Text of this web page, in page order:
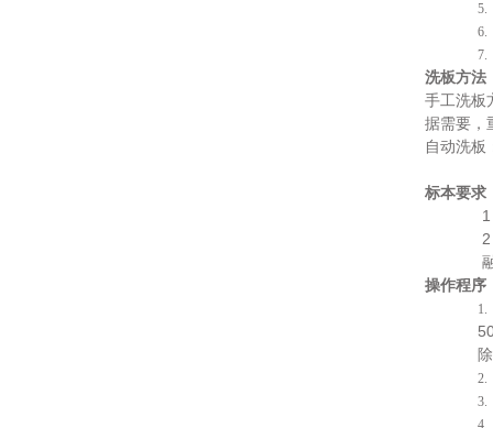
5.
6.
7.
洗板方法
手工洗板
据需要，
自动洗板
标本要求
1
2
操作程序
1.
2.
3.
4.